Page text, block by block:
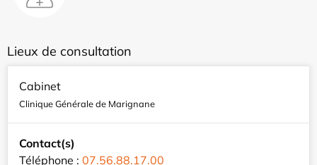
Lieux de consultation
Cabinet
Clinique Générale de Marignane
Contact(s)
Téléphone : 07.56.88.17.00